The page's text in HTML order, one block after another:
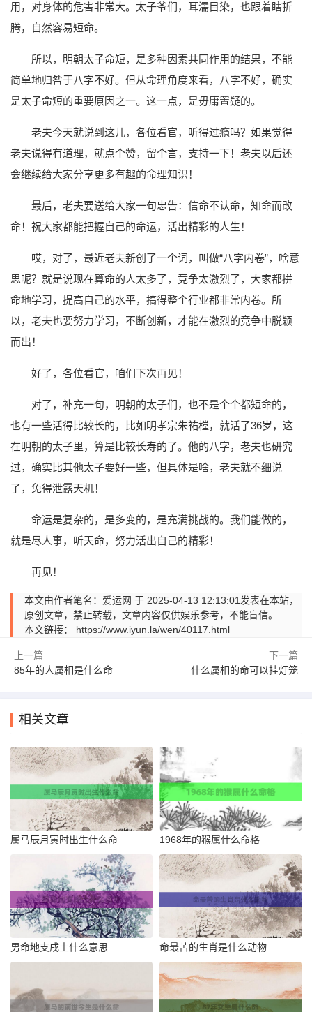
用，对身体的危害非常大。太子爷们，耳濡目染，也跟着瞎折
腾，自然容易短命。
所以，明朝太子命短，是多种因素共同作用的结果，不能
简单地归咎于八字不好。但从命理角度来看，八字不好，确实
是太子命短的重要原因之一。这一点，是毋庸置疑的。
老夫今天就说到这儿，各位看官，听得过瘾吗？如果觉得
老夫说得有道理，就点个赞，留个言，支持一下！老夫以后还
会继续给大家分享更多有趣的命理知识！
最后，老夫要送给大家一句忠告：信命不认命，知命而改
命！祝大家都能把握自己的命运，活出精彩的人生！
哎，对了，最近老夫新创了一个词，叫做“八字内卷”，啥意
思呢？就是说现在算命的人太多了，竞争太激烈了，大家都拼
命地学习，提高自己的水平，搞得整个行业都非常内卷。所
以，老夫也要努力学习，不断创新，才能在激烈的竞争中脱颖
而出！
好了，各位看官，咱们下次再见！
对了，补充一句，明朝的太子们，也不是个个都短命的，
也有一些活得比较长的，比如明孝宗朱祐樘，就活了36岁，这
在明朝的太子里，算是比较长寿的了。他的八字，老夫也研究
过，确实比其他太子要好一些，但具体是啥，老夫就不细说
了，免得泄露天机！
命运是复杂的，是多变的，是充满挑战的。我们能做的，
就是尽人事，听天命，努力活出自己的精彩！
再见！
本文由作者笔名：爱运网 于 2025-04-13 12:13:01发表在本站，
原创文章，禁止转载，文章内容仅供娱乐参考，不能盲信。
本文链接： https://www.iyun.la/wen/40117.html
上一篇
85年的人属相是什么命
下一篇
什么属相的命可以挂灯笼
相关文章
属马辰月寅时出生什么命 1968年的猴属什么命格
男命地支戌土什么意思 命最苦的生肖是什么动物